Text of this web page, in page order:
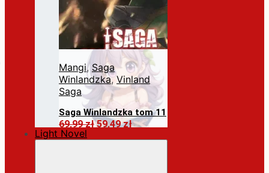
Mangi, Saga
Winlandzka, Vinland
Saga
Saga Winlandzka tom 11
69,99złPierwotna
59,49złAktualna
Dodaj do koszyka
Light Novel